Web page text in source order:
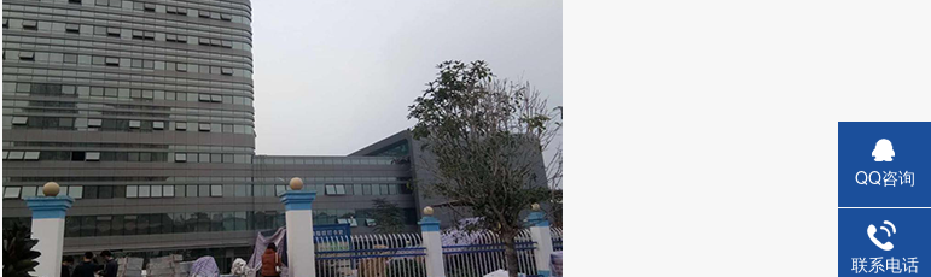
QQ咨询
联系电话